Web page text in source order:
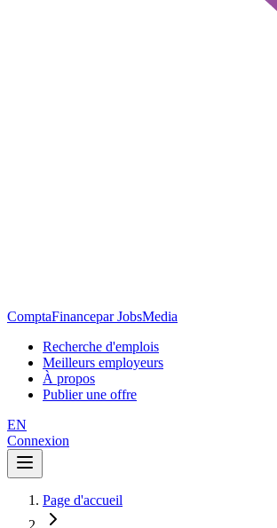
ComptaFinancepar JobsMedia
Recherche d'emplois
Meilleurs employeurs
À propos
Publier une offre
EN
Connexion
Page d'accueil